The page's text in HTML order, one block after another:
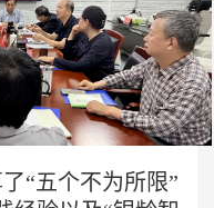
“五个不为所限”